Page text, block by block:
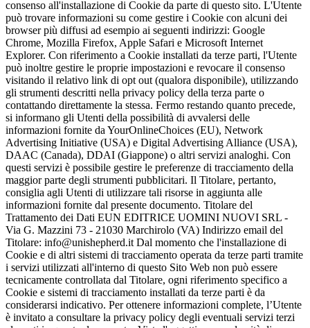
consenso all'installazione di Cookie da parte di questo sito. L'Utente
può trovare informazioni su come gestire i Cookie con alcuni dei
browser più diffusi ad esempio ai seguenti indirizzi: Google
Chrome, Mozilla Firefox, Apple Safari e Microsoft Internet
Explorer. Con riferimento a Cookie installati da terze parti, l'Utente
può inoltre gestire le proprie impostazioni e revocare il consenso
visitando il relativo link di opt out (qualora disponibile), utilizzando
gli strumenti descritti nella privacy policy della terza parte o
contattando direttamente la stessa. Fermo restando quanto precede,
si informano gli Utenti della possibilità di avvalersi delle
informazioni fornite da YourOnlineChoices (EU), Network
Advertising Initiative (USA) e Digital Advertising Alliance (USA),
DAAC (Canada), DDAI (Giappone) o altri servizi analoghi. Con
questi servizi è possibile gestire le preferenze di tracciamento della
maggior parte degli strumenti pubblicitari. Il Titolare, pertanto,
consiglia agli Utenti di utilizzare tali risorse in aggiunta alle
informazioni fornite dal presente documento. Titolare del
Trattamento dei Dati EUN EDITRICE UOMINI NUOVI SRL -
Via G. Mazzini 73 - 21030 Marchirolo (VA) Indirizzo email del
Titolare: info@unishepherd.it Dal momento che l'installazione di
Cookie e di altri sistemi di tracciamento operata da terze parti tramite
i servizi utilizzati all'interno di questo Sito Web non può essere
tecnicamente controllata dal Titolare, ogni riferimento specifico a
Cookie e sistemi di tracciamento installati da terze parti è da
considerarsi indicativo. Per ottenere informazioni complete, l’Utente
è invitato a consultare la privacy policy degli eventuali servizi terzi